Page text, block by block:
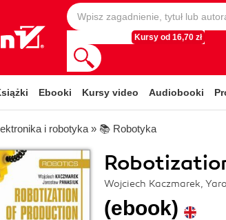
Kursy od 16,70 zł
Ebooki Kursy video Audiobooki
i robotyka » 📚 Robotyka
Wojciech Kaczmarek,
(ebook)